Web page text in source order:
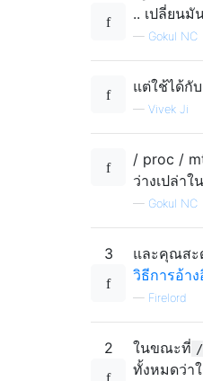
.. เปลี่ยนมั
— Gokul NC
แต่ใช้ได้กั
— Vivek Ji
/ proc /
ว่างเปล่า
— Gokul NC
3 และคุณสะ
วิธีการอ้า
— Firelord
2 ในขณะที่
ทั้งหมดว่า